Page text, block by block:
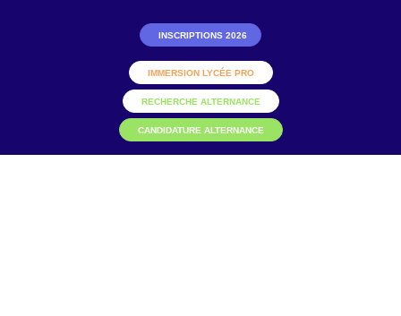
INSCRIPTIONS 2026
IMMERSION LYCÉE PRO
RECHERCHE ALTERNANCE
CANDIDATURE ALTERNANCE